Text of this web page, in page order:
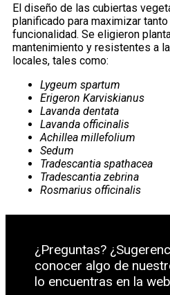
El diseño de las cubiertas
planificado para maximizar
funcionalidad. Se eligieron
mantenimiento y resistentes a
locales, tales como:
Lygeum spartum
Erigeron Karviskianus
Lavanda dentata
Lavanda officinalis
Achillea millefolium
Sedum
Tradescantia spathacea
Tradescantia zebrina
Rosmarius officinalis
¿Preguntas?
conocer algo de
lo encuentras en la